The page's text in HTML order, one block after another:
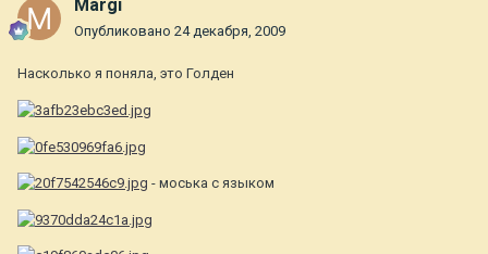
Margi
Опубликовано 24 декабря, 2009
Насколько я поняла, это Голден
- моська с языком